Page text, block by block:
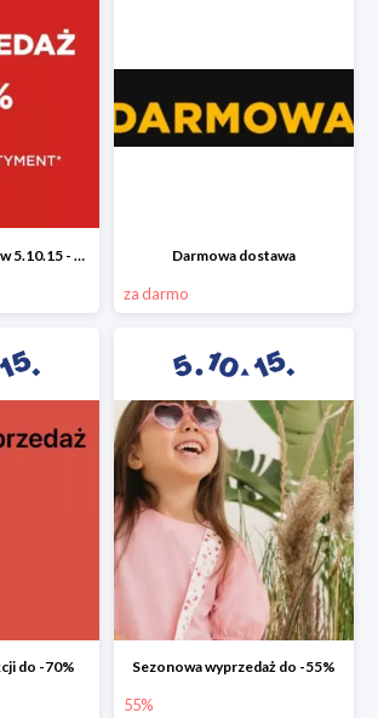
Wyprzedaż sezonu w 5.10.15 - cały asortyment -70% Darmowa dostawa
za darmo
do -70% Sezonowa wyprzedaż do -55%
55%